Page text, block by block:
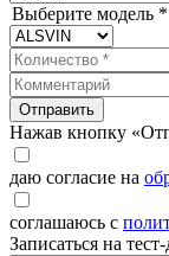
Выберите модель *
Отправить
Нажав кнопку
даю согласие на
соглашаюсь с
Записаться на